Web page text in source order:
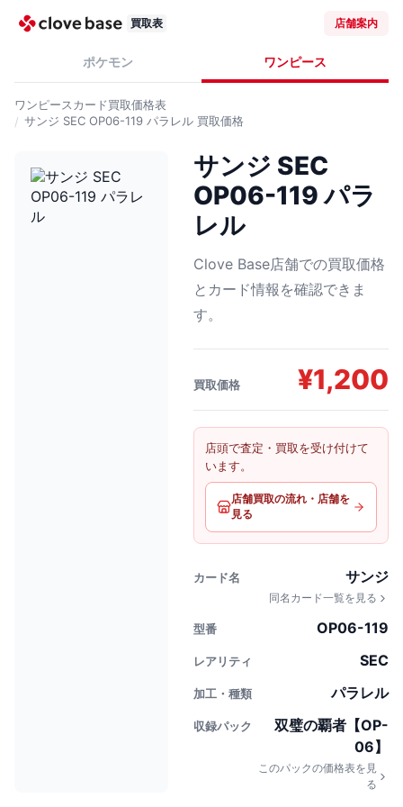
買取表 店舗案内
ポケモン ワンピース
ワンピースカード買取価格表
サンジ SEC OP06-119 パラレル 買取価格
サンジ SEC
OP06-119 パラ
レル
Clove Base店舗での買取価格
とカード情報を確認できま
す。
買取価格 ¥1,200
店頭で査定・買取を受け付けて
います。
店舗買取の流れ・店舗を
見る
カード名 サンジ
同名カード一覧を見る
型番 OP06-119
レアリティ SEC
加工・種類 パラレル
収録パック
双璧の覇者【OP-
06】
このパックの価格表を見
る